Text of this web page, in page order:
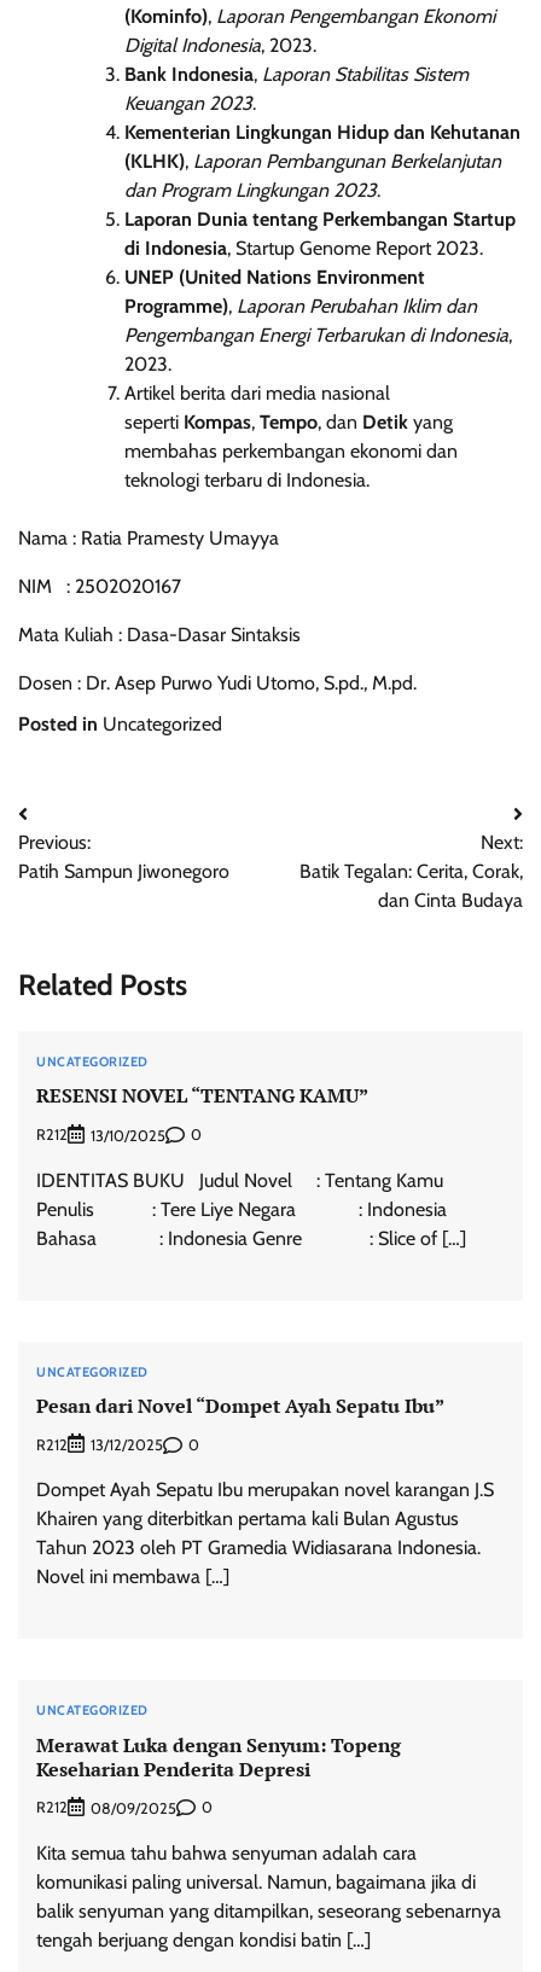
(Kominfo), Laporan Pengembangan Ekonomi
Digital Indonesia, 2023.
Bank Indonesia, Laporan Stabilitas Sistem
Keuangan 2023.
Kementerian Lingkungan Hidup dan Kehutanan
(KLHK), Laporan Pembangunan Berkelanjutan
dan Program Lingkungan 2023.
Laporan Dunia tentang Perkembangan Startup
di Indonesia, Startup Genome Report 2023.
UNEP (United Nations Environment
Programme), Laporan Perubahan Iklim dan
Pengembangan Energi Terbarukan di Indonesia,
2023.
Artikel berita dari media nasional
seperti Kompas, Tempo, dan Detik yang
membahas perkembangan ekonomi dan
teknologi terbaru di Indonesia.
Nama : Ratia Pramesty Umayya
NIM : 2502020167
Mata Kuliah : Dasa-Dasar Sintaksis
Dosen : Dr. Asep Purwo Yudi Utomo, S.pd., M.pd.
Posted in Uncategorized
Post
navigation
Previous:
Patih Sampun Jiwonegoro
Next:
Batik Tegalan: Cerita, Corak,
dan Cinta Budaya
Related Posts
UNCATEGORIZED
RESENSI NOVEL “TENTANG KAMU”
R212 13/10/2025 0
IDENTITAS BUKU Judul Novel : Tentang Kamu
Penulis : Tere Liye Negara : Indonesia
Bahasa : Indonesia Genre : Slice of […]
UNCATEGORIZED
Pesan dari Novel “Dompet Ayah Sepatu Ibu”
R212 13/12/2025 0
Dompet Ayah Sepatu Ibu merupakan novel karangan J.S
Khairen yang diterbitkan pertama kali Bulan Agustus
Tahun 2023 oleh PT Gramedia Widiasarana Indonesia.
Novel ini membawa […]
UNCATEGORIZED
Merawat Luka dengan Senyum: Topeng
Keseharian Penderita Depresi
R212 08/09/2025 0
Kita semua tahu bahwa senyuman adalah cara
komunikasi paling universal. Namun, bagaimana jika di
balik senyuman yang ditampilkan, seseorang sebenarnya
tengah berjuang dengan kondisi batin […]